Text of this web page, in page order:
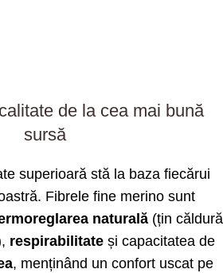
de la cea mai bună
sursă
superioară stă la baza fiecărui
Fibrele fine merino sunt
naturală (țin căldură
respirabilitate și capacitatea de
, menținând un confort uscat pe